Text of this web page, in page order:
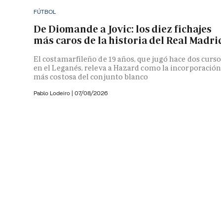
FÚTBOL
De Diomande a Jovic: los diez fichajes
más caros de la historia del Real
El costamarfileño de 19 años, que jugó hace dos
en el Leganés, releva a Hazard como la incorporación
más costosa del conjunto blanco
Pablo Lodeiro | 07/08/2026